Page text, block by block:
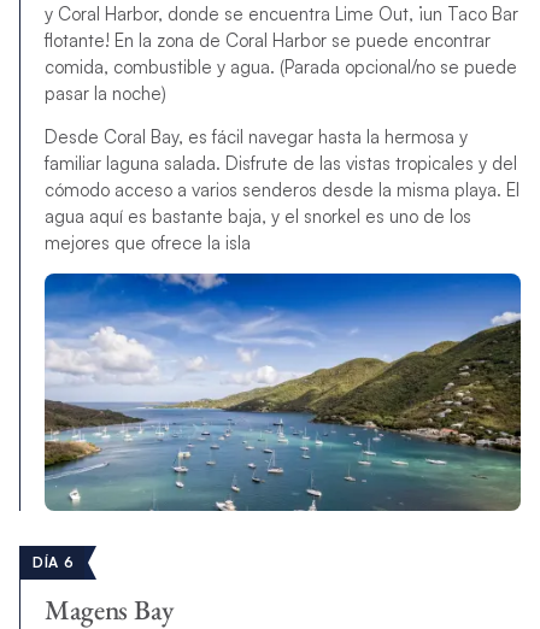
y Coral Harbor, donde se encuentra Lime Out, ¡un Taco Bar
flotante! En la zona de Coral Harbor se puede encontrar
comida, combustible y agua. (Parada opcional/no se puede
pasar la noche)
Desde Coral Bay, es fácil navegar hasta la hermosa y
familiar laguna salada. Disfrute de las vistas tropicales y del
cómodo acceso a varios senderos desde la misma playa. El
agua aquí es bastante baja, y el snorkel es uno de los
mejores que ofrece la isla
DÍA 6
Magens Bay